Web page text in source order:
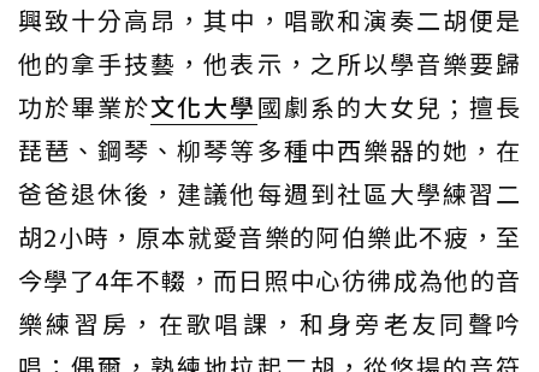
興致十分高昂，其中，唱歌和演奏二胡便是
他的拿手技藝，他表示，之所以學音樂要歸
功於畢業於文化大學國劇系的大女兒；擅長
琵琶、鋼琴、柳琴等多種中西樂器的她，在
爸爸退休後，建議他每週到社區大學練習二
胡2小時，原本就愛音樂的阿伯樂此不疲，至
今學了4年不輟，而日照中心彷彿成為他的音
樂練習房，在歌唱課，和身旁老友同聲吟